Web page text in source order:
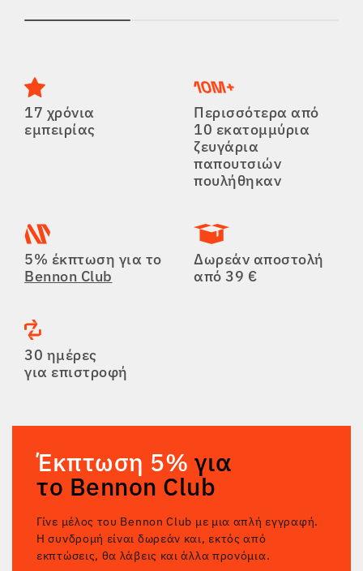
17 χρόνια
εμπειρίας
Περισσότερα από
10 εκατομμύρια
ζευγάρια
παπουτσιών
πουλήθηκαν
5% έκπτωση για το
Bennon Club
Δωρεάν αποστολή
από 39 €
30 ημέρες
για επιστροφή
Έκπτωση 5% για
το Bennon Club
Γίνε μέλος του Bennon Club με μια απλή εγγραφή.
Η συνδρομή είναι δωρεάν και, εκτός από
εκπτώσεις, θα λάβεις και άλλα προνόμια.